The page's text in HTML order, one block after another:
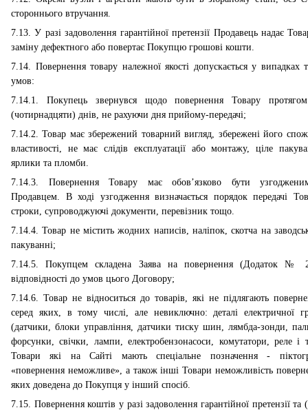
стороннього втручання.
7.13. У разі задоволення гарантійної претензії Продавець надає
заміну дефектного або повертає Покупцю грошові кошти.
7.14. Повернення товару належної якості допускається у випадках
умов:
7.14.1. Покупець звернувся щодо повернення Товару
(чотирнадцяти) днів, не рахуючи дня прийому-передачі;
7.14.2. Товар має збережений товарний вигляд, збережені його
властивості, не має слідів експлуатації або монтажу, ціле
ярлики та пломби.
7.14.3. Повернення Товару має обов’язково бути
Продавцем. В ході узгодження визначається порядок передачі
строки, супроводжуючі документи, перевізник тощо.
7.14.4. Товар не містить жодних написів, наліпок, скотча на
пакуванні;
7.14.5. Покупцем складена Заява на повернення (Додаток №
відповідності до умов цього Договору;
7.14.6. Товар не відноситься до товарів, які не підлягають
серед яких, в тому числі, але невиключно: деталі електричної
(датчики, блоки управління, датчики тиску шин, лямбда-зонди,
форсунки, свічки, лампи, електробензонасоси, комутатори, реле і
Товари які на Сайті мають спеціальне позначення -
«повернення неможливе», а також інші Товари неможливість
яких доведена до Покупця у інший спосіб.
7.15. Повернення коштів у разі задоволення гарантійної претензії та